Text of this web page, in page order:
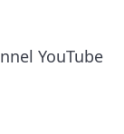
YouTube